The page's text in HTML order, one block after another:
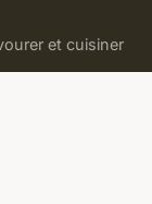
et cuisiner